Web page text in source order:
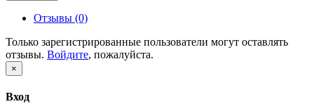
Отзывы (0)
Только зарегистрированные пользователи могут оставлять
отзывы. Войдите, пожалуйста.
×
Вход